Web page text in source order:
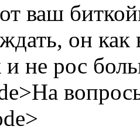
ваш
он
и не рос